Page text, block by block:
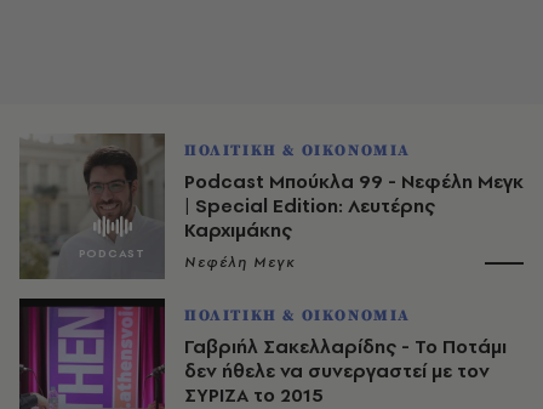
ΠΟΛΙΤΙΚΗ & ΟΙΚΟΝΟΜΙΑ
Podcast Μπούκλα 99 - Νεφέλη Μεγκ
| Special Edition: Λευτέρης
Καρχιμάκης
Νεφέλη Μεγκ
ΠΟΛΙΤΙΚΗ & ΟΙΚΟΝΟΜΙΑ
Γαβριήλ Σακελλαρίδης - Το Ποτάμι
δεν ήθελε να συνεργαστεί με τον
ΣΥΡΙΖΑ το 2015